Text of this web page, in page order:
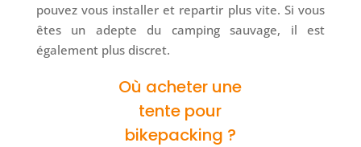
pouvez vous installer et repartir plus vite. Si vous
êtes un adepte du camping sauvage, il est
également plus discret.
Où acheter une
tente pour
bikepacking ?